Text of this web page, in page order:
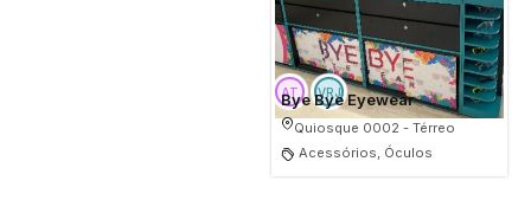
Bye Bye Eyewear
Quiosque 0002 - Térreo
Acessórios, Óculos